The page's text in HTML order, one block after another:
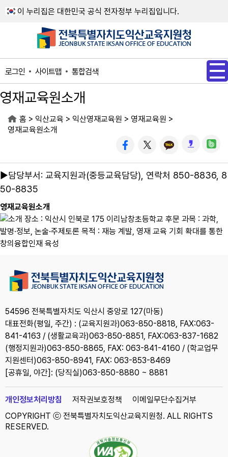
이 누리집은 대한민국 공식 전자정부 누리집입니다.
로그인 사이트맵 통합검색
영재교육원소개
홈 > 익산교육 > 익산영재교육원 > 영재교육원 >
영재교육원소개
▶담당부서: 교육지원과(중등교육담당), 연락처 850-8836, 8
50-8835
영재교육원소개
54596 전북특별자치도 익산시 중앙로 127(마동)
대표전화(평일, 주간) : (교육지원과)063-850-8818, FAX:063-
841-4163 / (생활교육과)063-850-8851, FAX:063-837-1682
(행정지원과)063-850-8865, FAX: 063-841-4160 / (학교업무
지원센터)063-850-8941, FAX: 063-853-8469
[공휴일, 야간]: (당직실)063-850-8880 ~ 8881
개인정보처리방침 저작권보호정책
이메일무단수집거부
COPYRIGHT ⓒ 전북특별자치도익산교육지원청. ALL RIGHTS
RESERVED.